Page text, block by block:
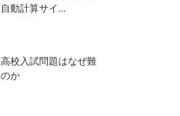
動計算サイ…
校入試問題はなぜ難
か